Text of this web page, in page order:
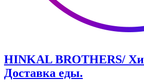
HINKAL BROTHERS/
Доставка еды.